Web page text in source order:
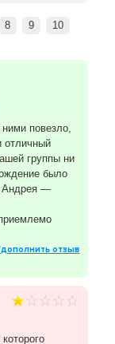
8 9
10
повезло,
отличный
группы ни
было
Андрея —
отзыв